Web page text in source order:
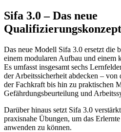
Sifa 3.0 – Das neue
Qualifizierungskonzept
Das neue Modell Sifa 3.0 ersetzt die
einem modularen Aufbau und einem
Es umfasst insgesamt sechs
der Arbeitssicherheit abdecken –
der Fachkraft bis hin zu praktischen
Gefährdungsbeurteilung und
Darüber hinaus setzt Sifa 3.0
praxisnahe Übungen, um das
anwenden zu können.